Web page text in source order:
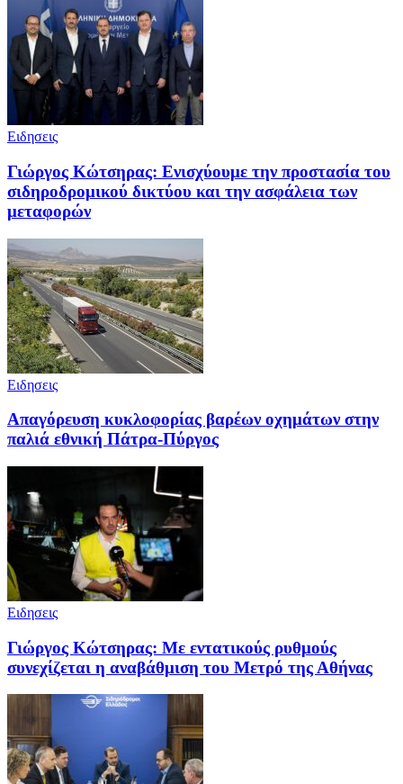
Ειδησεις
Γιώργος Κώτσηρας: Ενισχύουμε την προστασία του
σιδηροδρομικού δικτύου και την ασφάλεια των
μεταφορών
Ειδησεις
Απαγόρευση κυκλοφορίας βαρέων οχημάτων στην
παλιά εθνική Πάτρα-Πύργος
Ειδησεις
Γιώργος Κώτσηρας: Με εντατικούς ρυθμούς
συνεχίζεται η αναβάθμιση του Μετρό της Αθήνας